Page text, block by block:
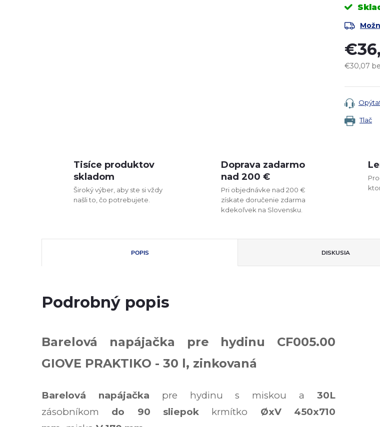
€30,07
cena:
Tlač
Tisíce produktov
skladom
Široký výber, aby ste si vždy
našli to, čo potrebujete.
Doprava zadarmo
nad 200 €
Pri objednávke nad 200 €
získate doručenie zdarma
kdekoľvek na Slovensku.
POPIS DISKUSIA
Podrobný popis
Barelová napájačka pre hydinu CF005.00
GIOVE PRAKTIKO - 30 l, zinkovaná
Barelová napájačka pre hydinus miskou a30L
zásobníkom do 90 sliepok krmítko ØxV 450x710